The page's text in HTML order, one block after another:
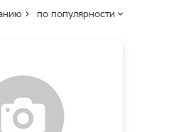
по популярности